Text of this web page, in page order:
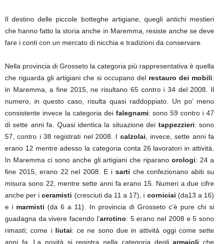
Il destino delle piccole botteghe artigiane, quegli antichi mestieri
che hanno fatto la storia anche in Maremma, resiste anche se deve
fare i conti con un mercato di nicchia e tradizioni da conservare.
Nella provincia di Grosseto la categoria più rappresentativa è quella
che riguarda gli artigiani che si occupano del restauro dei mobili:
in Maremma, a fine 2015, ne risultano 65 contro i 34 del 2008. Il
numero, in questo caso, risulta quasi raddoppiato. Un po’ meno
consistente invece la categoria dei falegnami: sono 59 contro i 47
di sette anni fa. Quasi identica la situazione dei tappezzieri: sono
57, contro i 38 registrati nel 2008. I calzolai , invece, sette anni fa
erano 12 mentre adesso la categoria conta 26 lavoratori in attività.
In Maremma ci sono anche gli artigiani che riparanoorologi: 24 a
fine 2015, erano 22 nel 2008. E i sarti che confezionano abiti su
misura sono 22, mentre sette anni fa erano 15. Numeri a due cifre
anche per iceramisti (cresciuti da 11 a 17), i corniciai (da13 a 16)
e i marmisti (da 6 a 11). In provincia di Grosseto c’è pure chi si
guadagna da vivere facendo l’arrotino: 5 erano nel 2008 e 5 sono
rimasti; come i liutai: ce ne sono due in attività oggi come sette
anni fa. La novità si registra nella categoria degliarmaioli che